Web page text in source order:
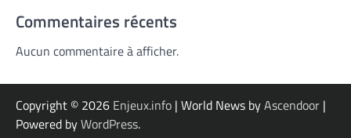
Commentaires récents
Aucun commentaire à afficher.
Copyright © 2026 Enjeux.info | World News byAscendoor |
Powered byWordPress.